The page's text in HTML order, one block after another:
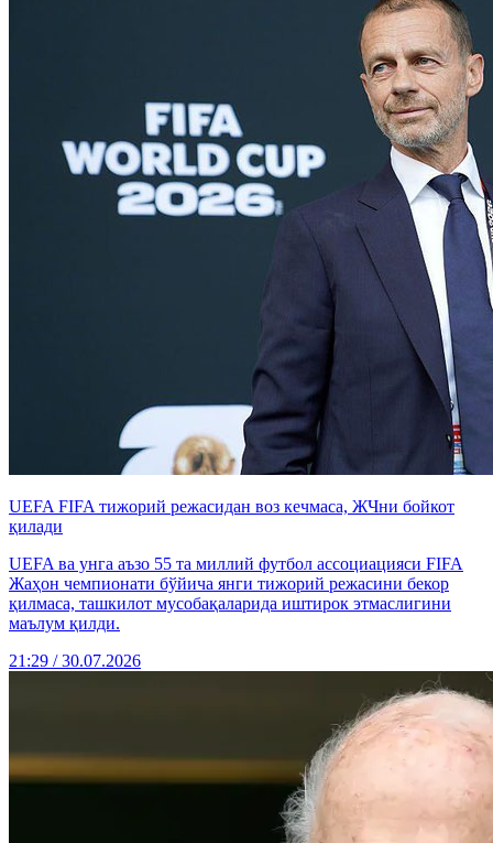
UEFA FIFA тижорий режасидан воз кечмаса, ЖЧни бойкот
қилади
UEFA ва унга аъзо 55 та миллий футбол ассоциацияси FIFA
Жаҳон чемпионати бўйича янги тижорий режасини бекор
қилмаса, ташкилот мусобақаларида иштирок этмаслигини
маълум қилди.
21:29 / 30.07.2026